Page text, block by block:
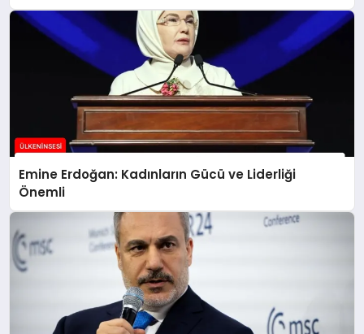
Emine Erdoğan: Kadınların Gücü ve Liderliği
Önemli